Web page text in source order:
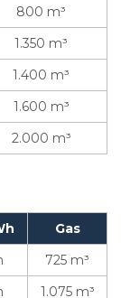
800 m³
1.350 m³
1.400 m³
1.600 m³
2.000 m³
Gas
725 m³
1.075 m³